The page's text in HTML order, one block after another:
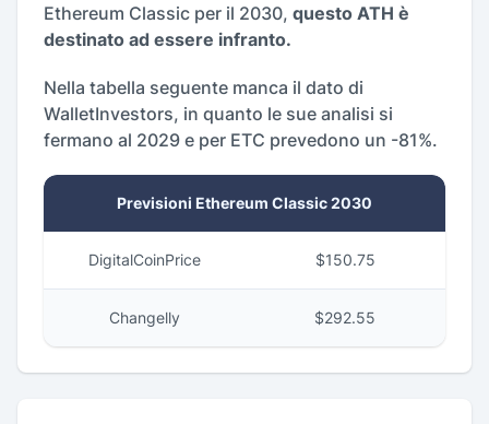
Ethereum Classic per il 2030, questo ATH è
destinato ad essere infranto.
Nella tabella seguente manca il dato di
WalletInvestors, in quanto le sue analisi si
fermano al 2029 e per ETC prevedono un -81%.
Previsioni Ethereum Classic 2030
DigitalCoinPrice $150.75
Changelly $292.55